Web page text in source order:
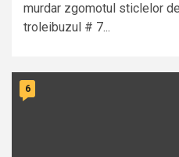
murdar zgomotul sticlelor
troleibuzul # 7...
6